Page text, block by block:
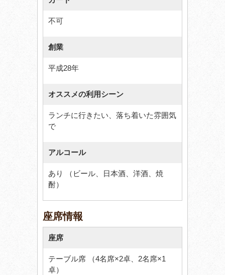
不可
創業
平成28年
オススメの利用シーン
ランチに行きたい、落ち着いた雰囲気
で
アルコール
あり （ビール、日本酒、洋酒、焼
酎）
座席情報
座席
テーブル席 （4名席×2卓、2名席×1
卓）